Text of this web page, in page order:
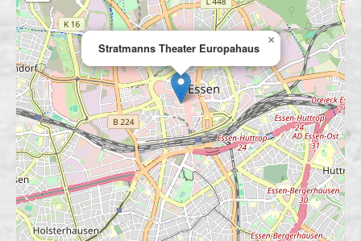
Stratmanns Theater Europahaus
×